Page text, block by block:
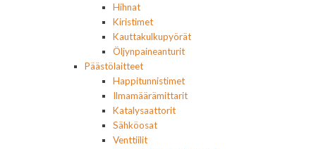
Hihnat
Kiristimet
Kauttakulkupyörät
Öljynpaineanturit
Päästölaitteet
Happitunnistimet
Ilmamäärämittarit
Katalysaattorit
Sähköosat
Venttiilit